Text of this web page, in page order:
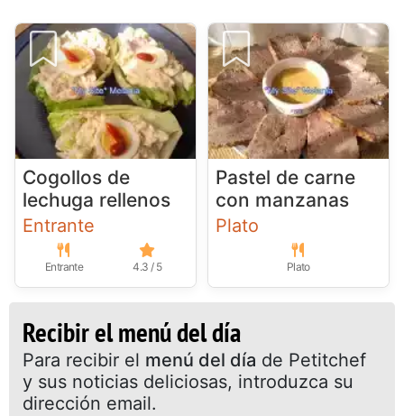
Cogollos de
lechuga rellenos
Entrante
Entrante 4.3 / 5
Pastel de carne
con manzanas
Plato
Plato
Recibir el menú del día
Para recibir el menú del día de Petitchef
y sus noticias deliciosas, introduzca su
dirección email.